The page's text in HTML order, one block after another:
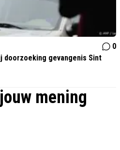
0
doorzoeking gevangenis Sint
mening